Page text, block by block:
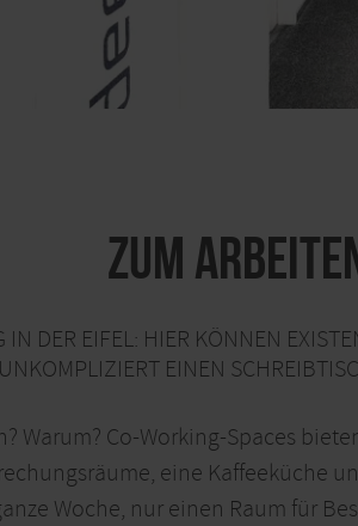
Zum
IN DER EIFEL: HIER KÖNNEN
EINEN
Warum? Co-Working-Spaces
eine Kaffeeküche
Woche, nur einen Raum für